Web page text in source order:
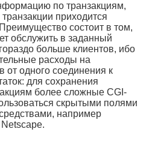
по транзакциям,
приходится
состоит в том,
обслужить в заданный
больше клиентов, ибо
расходы на
от одного соединения к
для сохранения
более сложные CGI-
скрытыми полями
например